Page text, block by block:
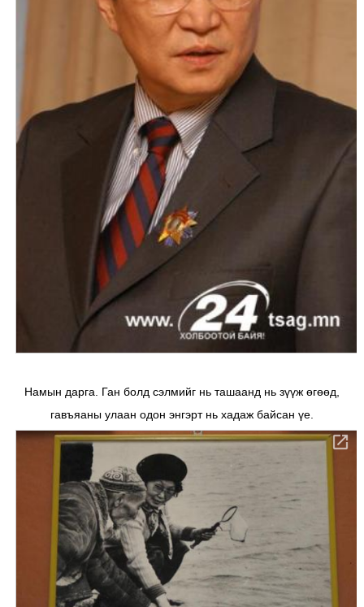
Намын дарга. Ган болд сэлмийг нь ташаанд нь зүүж өгөөд,
гавъяаны улаан одон энгэрт нь хадаж байсан үе.